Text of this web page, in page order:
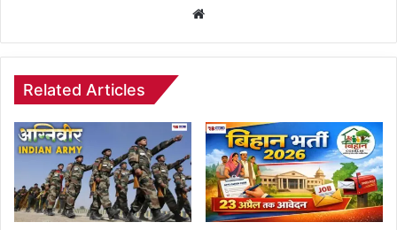
Related Articles